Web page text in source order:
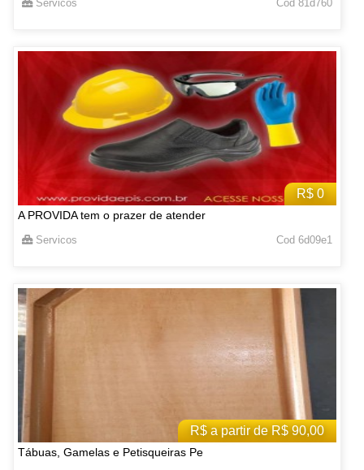
Servicos Cod 81d760
R$ 0
A PROVIDA tem o prazer de atender
Servicos Cod 6d09e1
R$ a partir de R$ 90,00
Tábuas, Gamelas e Petisqueiras Pe